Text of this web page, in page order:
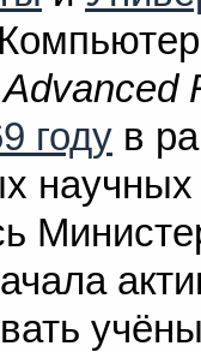
Advanced
году в